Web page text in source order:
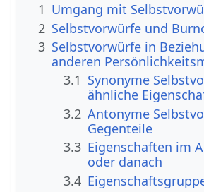
1 Umgang mit
2 Selbstvorwürfe und
3 Selbstvorwürfe in
anderen
3.1 Synonyme
ähnliche
3.2 Antonyme
Gegenteile
3.3 Eigenschaften im
oder danach
3.4